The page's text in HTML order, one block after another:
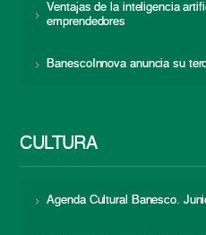
Ventajas de la inteligencia
emprendedores
BanescoInnova anuncia su
CULTURA
Agenda Cultural Banesco.